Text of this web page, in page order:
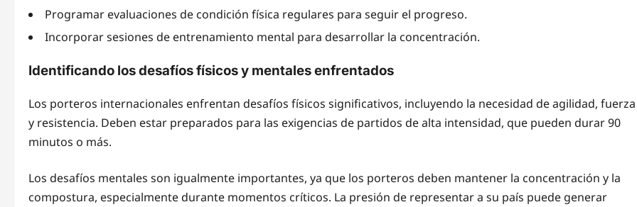
Programar evaluaciones de condición física regulares para seguir el progreso.
Incorporar sesiones de entrenamiento mental para desarrollar la concentración.
Identificando los desafíos físicos y mentales enfrentados
Los porteros internacionales enfrentan desafíos físicos significativos, incluyendo la necesidad de agilidad, fuerza
y resistencia. Deben estar preparados para las exigencias de partidos de alta intensidad, que pueden durar 90
minutos o más.
Los desafíos mentales son igualmente importantes, ya que los porteros deben mantener la concentración y la
compostura, especialmente durante momentos críticos. La presión de representar a su país puede generar